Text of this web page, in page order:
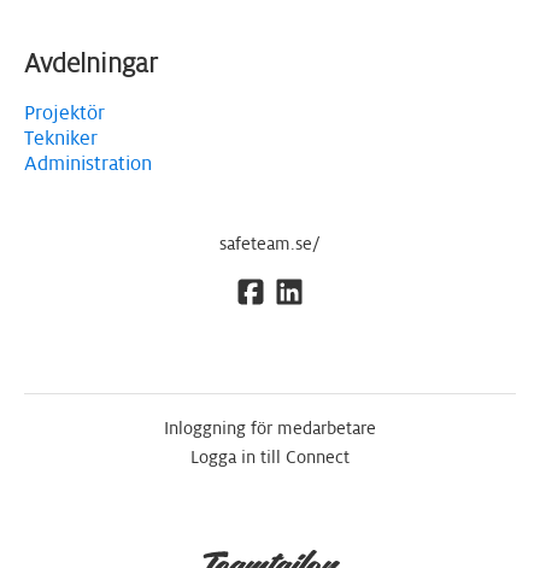
Avdelningar
Projektör
Tekniker
Administration
safeteam.se/
Inloggning för medarbetare
Logga in till Connect